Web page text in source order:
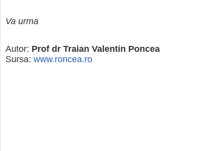
Va urma
Autor: Prof dr Traian Valentin Poncea
Sursa: www.roncea.ro